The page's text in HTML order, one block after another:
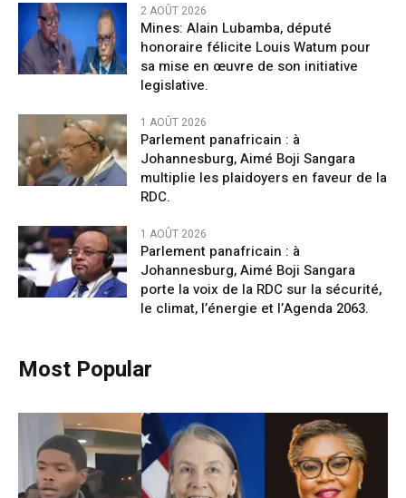
2 AOÛT 2026
Mines: Alain Lubamba, député
honoraire félicite Louis Watum pour
sa mise en œuvre de son initiative
legislative.
1 AOÛT 2026
Parlement panafricain : à
Johannesburg, Aimé Boji Sangara
multiplie les plaidoyers en faveur de la
RDC.
1 AOÛT 2026
Parlement panafricain : à
Johannesburg, Aimé Boji Sangara
porte la voix de la RDC sur la sécurité,
le climat, l’énergie et l’Agenda 2063.
Most Popular